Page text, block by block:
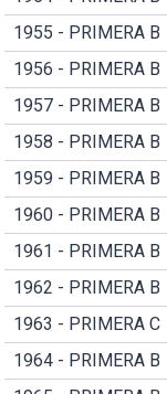
1955 - PRIMERA B
1956 - PRIMERA B
1957 - PRIMERA B
1958 - PRIMERA B
1959 - PRIMERA B
1960 - PRIMERA B
1961 - PRIMERA B
1962 - PRIMERA B
1963 - PRIMERA C
1964 - PRIMERA B